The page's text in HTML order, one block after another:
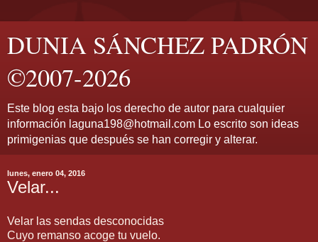
DUNIA SÁNCHEZ PADRÓN
©2007-2026
Este blog esta bajo los derecho de autor para cualquier
información laguna198@hotmail.com Lo escrito son ideas
primigenias que después se han corregir y alterar.
lunes, enero 04, 2016
Velar...
Velar las sendas desconocidas
Cuyo remanso acoge tu vuelo.